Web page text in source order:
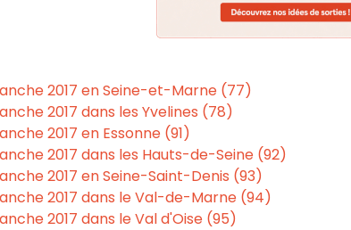
2017 en Seine-et-Marne (77)
2017 dans les Yvelines (78)
2017 en Essonne (91)
2017 dans les Hauts-de-Seine (92)
2017 en Seine-Saint-Denis (93)
2017 dans le Val-de-Marne (94)
2017 dans le Val d'Oise (95)